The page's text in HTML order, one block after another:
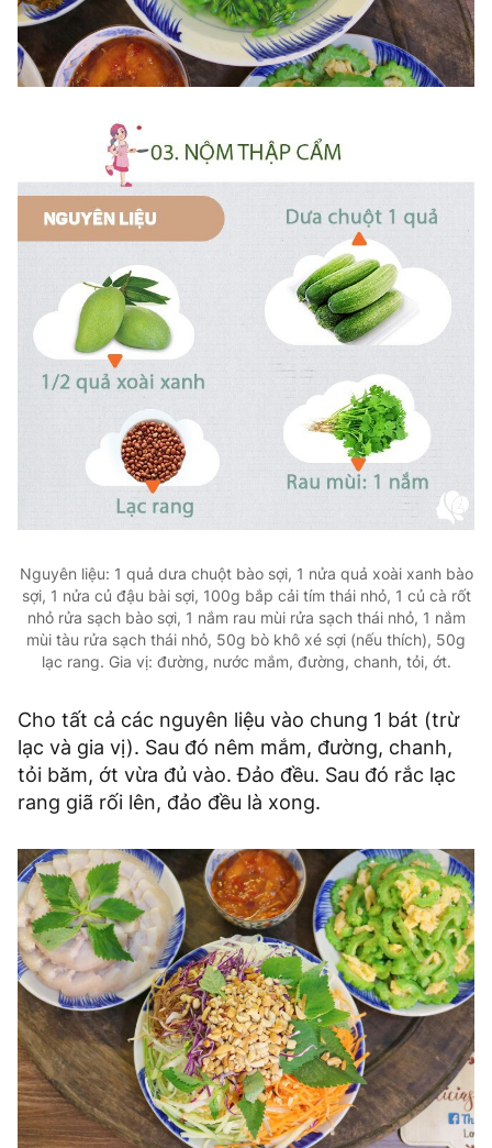
Nguyên liệu: 1 quả dưa chuột bào sợi, 1 nửa quả xoài xanh bào
sợi, 1 nửa củ đậu bài sợi, 100g bắp cải tím thái nhỏ, 1 củ cà rốt
nhỏ rửa sạch bào sợi, 1 nắm rau mùi rửa sạch thái nhỏ, 1 nắm
mùi tàu rửa sạch thái nhỏ, 50g bò khô xé sợi (nếu thích), 50g
lạc rang. Gia vị: đường, nước mắm, đường, chanh, tỏi, ớt.
Cho tất cả các nguyên liệu vào chung 1 bát (trừ
lạc và gia vị). Sau đó nêm mắm, đường, chanh,
tỏi băm, ớt vừa đủ vào. Đảo đều. Sau đó rắc lạc
rang giã rối lên, đảo đều là xong.